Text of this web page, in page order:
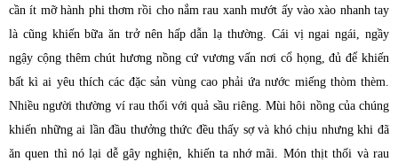
cần ít mỡ hành phi thơm rồi cho nắm rau xanh mướt ấy vào xào nhanh tay
là cũng khiến bữa ăn trở nên hấp dẫn lạ thường. Cái vị ngai ngái, ngầy
ngậy cộng thêm chút hương nồng cứ vương vấn nơi cổ họng, đủ để khiến
bất kì ai yêu thích các đặc sản vùng cao phải ứa nước miếng thòm thèm.
Nhiều người thường ví rau thối với quả sầu riêng. Mùi hôi nồng của chúng
khiến những ai lần đầu thưởng thức đều thấy sợ và khó chịu nhưng khi đã
ăn quen thì nó lại dễ gây nghiện, khiến ta nhớ mãi. Món thịt thối và rau